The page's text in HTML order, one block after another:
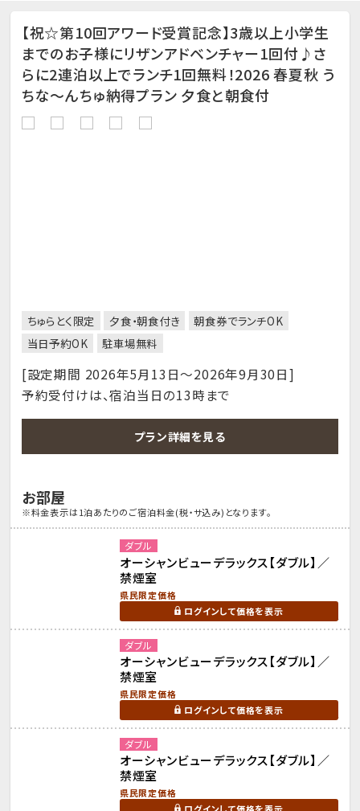
【祝☆第10回アワード受賞記念】3歳以上小学生
までのお子様にリザンアドベンチャー1回付♪さ
らに2連泊以上でランチ1回無料！2026 春夏秋 う
ちな～んちゅ納得プラン 夕食と朝食付
ちゅらとく限定 夕食・朝食付き
朝食券でランチOK
当日予約OK
駐車場無料
[設定期間 2026年5月13日～2026年9月30日]
予約受付けは、宿泊当日の13時まで
プラン詳細を見る
お部屋
※料金表示は1泊あたりのご宿泊料金(税・サ込み)となります。
ダブル
オーシャンビューデラックス【ダブル】／
禁煙室
県民限定価格
ログインして価格を表示
ダブル
オーシャンビューデラックス【ダブル】／
禁煙室
県民限定価格
ログインして価格を表示
ダブル
オーシャンビューデラックス【ダブル】／
禁煙室
県民限定価格